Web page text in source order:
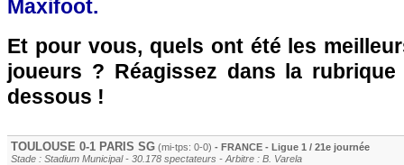
Maxifoot.
Et pour vous, quels ont été les
joueurs ? Réagissez dans la
dessous !
TOULOUSE 0-1 PARIS SG (mi-tps: 0-0) - FRANCE - Ligue 1 / 21e journée
Stade : Stadium Municipal - 30.178 spectateurs - Arbitre : B. Varela